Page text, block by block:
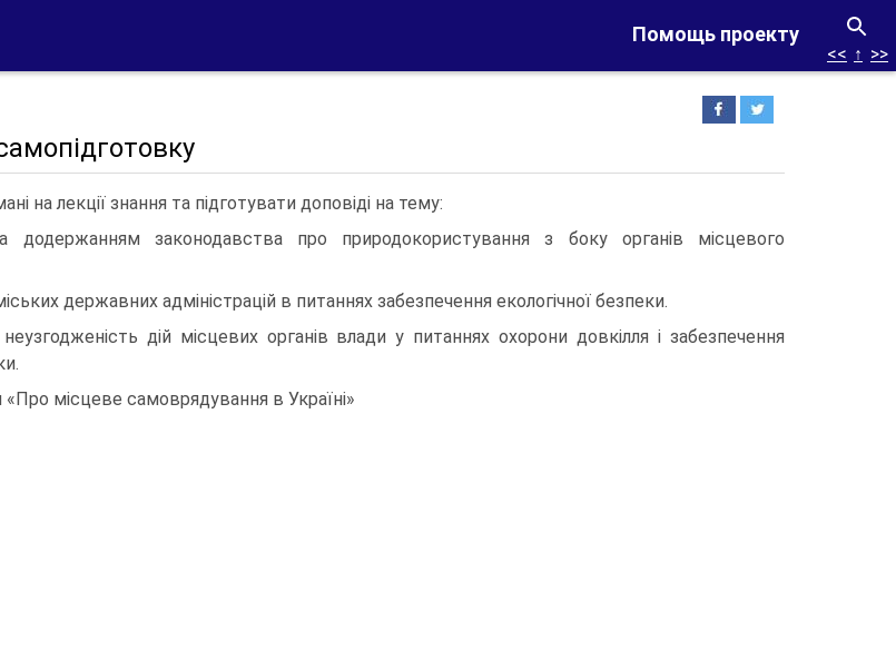
Помощь проекту
<< ↑ >>
на лекції знання та підготувати доповіді на тему:
додержанням законодавства про природокористування з боку органів місцевого
державних адміністрацій в питаннях забезпечення екологічної безпеки.
дій місцевих органів влади у питаннях охорони довкілля і забезпечення
«Про місцеве самоврядування в Україні»